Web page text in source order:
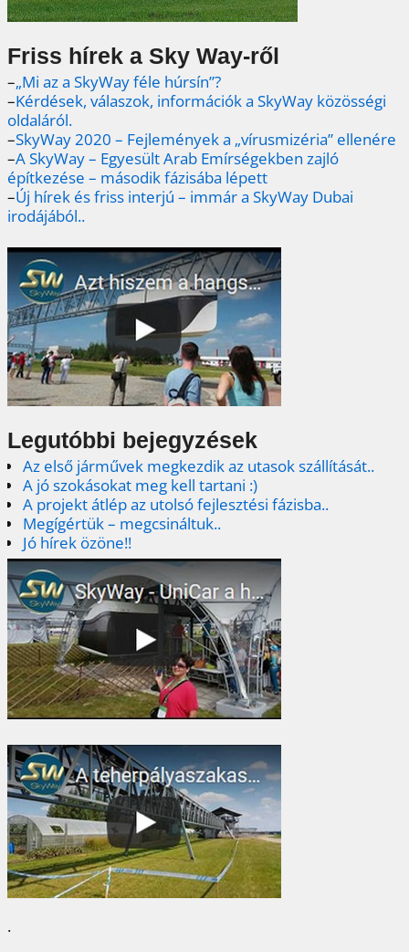
Friss hírek a Sky Way-ről
–„Mi az a SkyWay féle húrsín”?
–Kérdések, válaszok, információk a SkyWay közösségi
oldaláról.
–SkyWay 2020 – Fejlemények a „vírusmizéria” ellenére
–A SkyWay – Egyesült Arab Emírségekben zajló
építkezése – második fázisába lépett
–Új hírek és friss interjú – immár a SkyWay Dubai
irodájából..
Legutóbbi bejegyzések
Az első járművek megkezdik az utasok szállítását..
A jó szokásokat meg kell tartani :)
A projekt átlép az utolsó fejlesztési fázisba..
Megígértük – megcsináltuk..
Jó hírek özöne!!
.